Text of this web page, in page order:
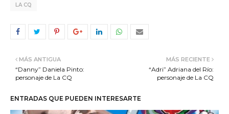
LA CQ
MÁS RECIENTE
“Adri” Adriana del Río:
personaje de La CQ
MÁS ANTIGUA
“Danny” Daniela Pinto:
personaje de La CQ
ENTRADAS QUE PUEDEN INTERESARTE